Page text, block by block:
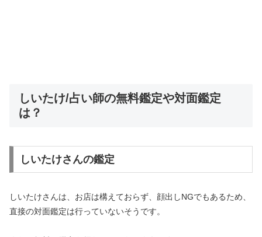
しいたけ/占い師の無料鑑定や対面鑑定
は？
しいたけさんの鑑定
しいたけさんは、お店は構えておらず、顔出しNGでもあるため、
直接の対面鑑定は行っていないそうです。